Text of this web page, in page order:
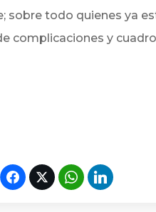
sobre todo quienes ya
complicaciones y